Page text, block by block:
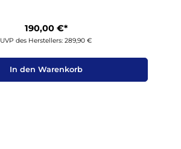
190,00 €*
UVP des Herstellers: 289,90 €
In den Warenkorb